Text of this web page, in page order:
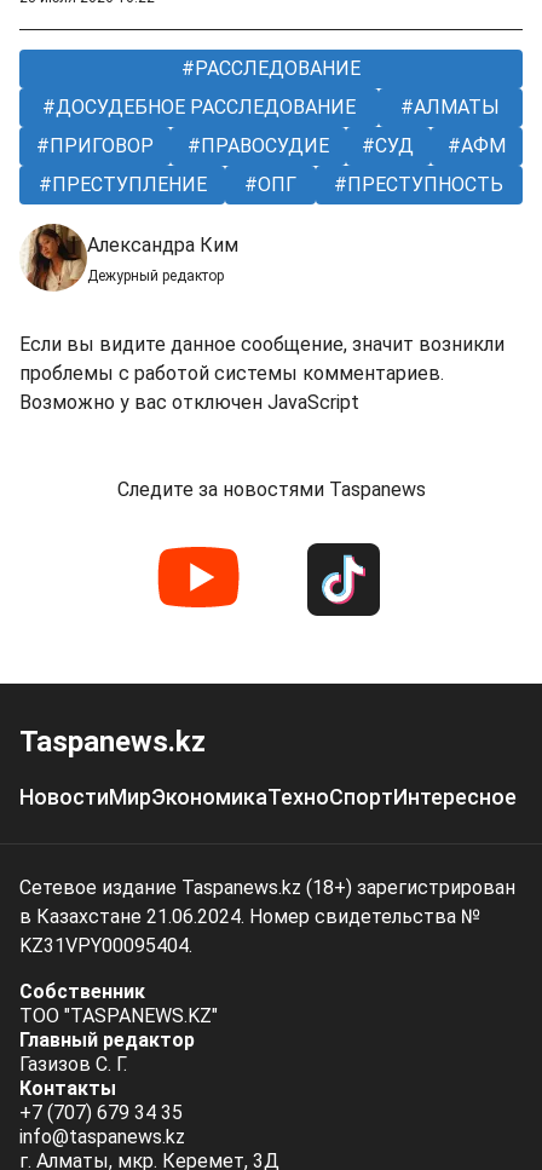
РАССЛЕДОВАНИЕ
ДОСУДЕБНОЕ РАССЛЕДОВАНИЕ
АЛМАТЫ
ПРИГОВОР
ПРАВОСУДИЕ СУД
АФМ
ПРЕСТУПЛЕНИЕ
ОПГ ПРЕСТУПНОСТЬ
Александра Ким
Дежурный редактор
Если вы видите данное сообщение, значит возникли
проблемы с работой системы комментариев.
Возможно у вас отключен JavaScript
Следите за новостями Taspanews
Taspanews.kz
НовостиМирЭкономикаТехноСпортИнтересное
Сетевое издание Taspanews.kz (18+) зарегистрирован
в Казахстане 21.06.2024. Номер свидетельства №
KZ31VPY00095404.
Собственник
ТОО "TASPANEWS.KZ"
Главный редактор
Газизов С. Г.
Контакты
+7 (707) 679 34 35
info@taspanews.kz
г. Алматы, мкр. Керемет, 3Д